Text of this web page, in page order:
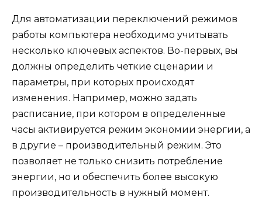
Для автоматизации переключений режимов
работы компьютера необходимо учитывать
несколько ключевых аспектов. Во-первых, вы
должны определить четкие сценарии и
параметры, при которых происходят
изменения. Например, можно задать
расписание, при котором в определенные
часы активируется режим экономии энергии, а
в другие – производительный режим. Это
позволяет не только снизить потребление
энергии, но и обеспечить более высокую
производительность в нужный момент.